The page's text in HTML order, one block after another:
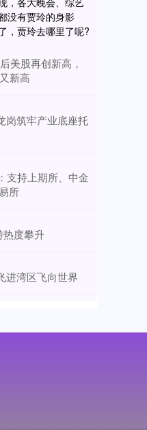
美股再创新高，
新高
岗筑牢产业底座托
支持上期所、中金
所
热度攀升
进湾区飞向世界